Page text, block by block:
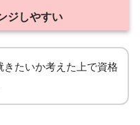
ジしやすい
きたいか考えた上で資格